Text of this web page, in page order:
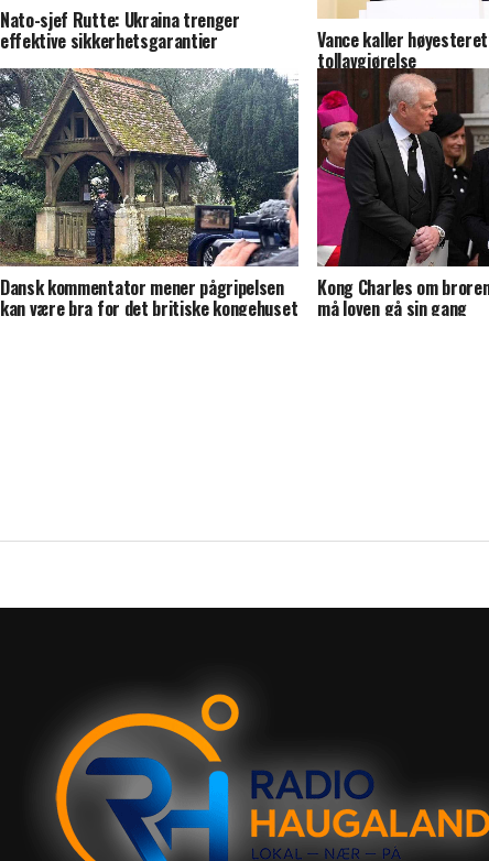
Nato-sjef Rutte: Ukraina trenger
effektive sikkerhetsgarantier Vance kaller
tollavgjørelse
Dansk kommentator mener pågripelsen
kan være bra for det britiske kongehuset
Kong Charles om
må loven gå sin gang